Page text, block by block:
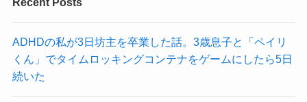
ADHDの私が3日坊主を卒業した話。3歳息子と「ペイリ
くん」でタイムロッキングコンテナをゲームにしたら5日
続いた